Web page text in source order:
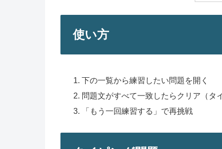
使い方
下の一覧から練習したい問題を開く
問題文がすべて一致したらクリア（タ
「もう一回練習する」で再挑戦